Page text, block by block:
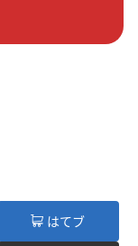
はてブ